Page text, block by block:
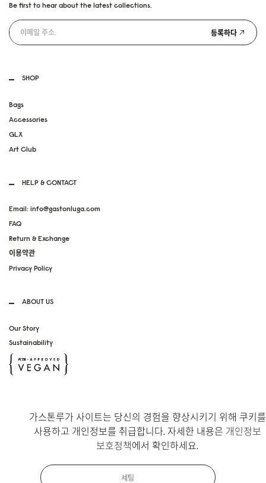
SHOP
Bags
Accessories
GLX
Art Club
HELP & CONTACT
Email: info@gastonluga.com
FAQ
Return & Exchange
이용약관
Privacy Policy
ABOUT US
Our Story
Sustainability
Instagram
Be first to hear about the latest collections.
등록하다
Copyright Gaston Luga AB. All Rights Reserved.
가스톤루가 사이트는 당신의 경험을 향상시키기 위해 쿠키를
사용하고 개인정보를 취급합니다. 자세한 내용은 개인정보
보호정책에서 확인하세요.
세팅